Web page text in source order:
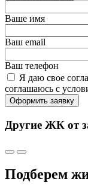
Ваше имя
Ваш email
Ваш телефон
Я даю свое
соглашаюсь с
Оформить заявку
Другие ЖК от
Подберем